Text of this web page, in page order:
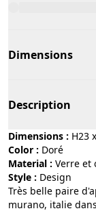
Dimensions
Description
Dimensions : H23
Color :
doré
Material :
verre et
Style :
design
Très belle paire
murano, italie